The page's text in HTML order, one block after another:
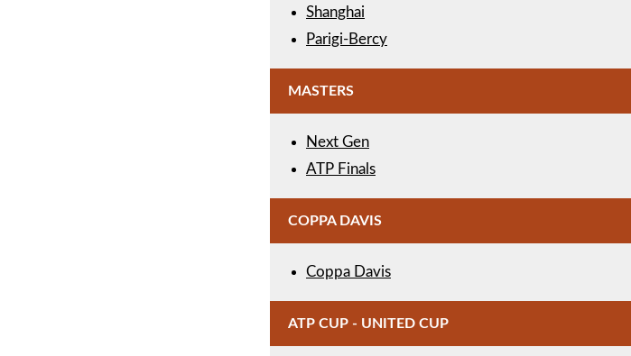
Shanghai
Parigi-Bercy
MASTERS
Next Gen
ATP Finals
COPPA DAVIS
Coppa Davis
ATP CUP - UNITED CUP